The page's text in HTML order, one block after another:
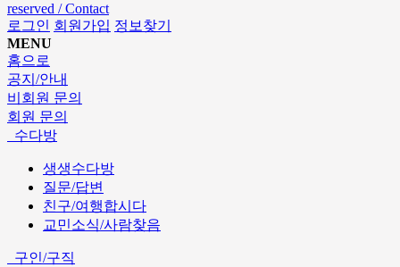
reserved / Contact
로그인 회원가입 정보찾기
MENU
홈으로
공지/안내
비회원 문의
회원 문의
수다방
생생수다방
질문/답변
친구/여행합시다
교민소식/사람찾음
구인/구직